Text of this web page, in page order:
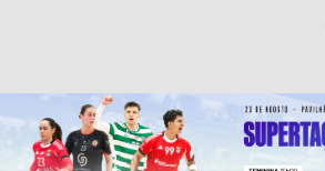
Resultados Andebol
Federação de Andebol de Portugal
Grátis - Disponivel na Play Store